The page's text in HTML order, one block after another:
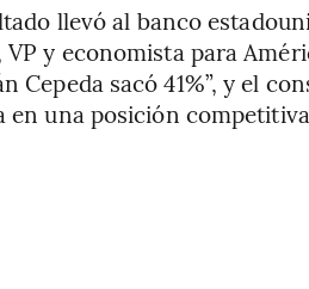
llevó al banco
y economista para
Cepeda sacó 41%”, y el
en una posición